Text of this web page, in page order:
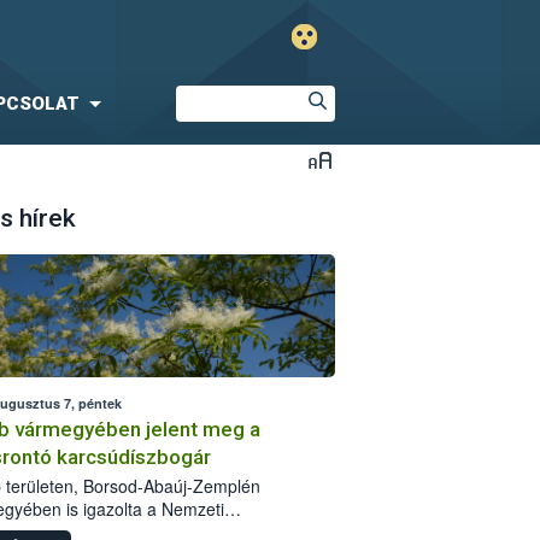
hírek
7, péntek
vármegyében jelent meg a
karcsúdíszbogár
területen, Borsod-Abaúj-Zemplén
is igazolta a Nemzeti
biztonsági Hivatal (Nébih) a